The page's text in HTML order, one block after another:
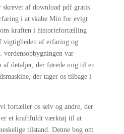
skrevet af download pdf gratis
i at skabe Min for evigt
kraften i historiefortælling
vigtigheden af erfaring og
verdensopbygningen var
af detaljer, der førede mig til en
der tager os tilbage i
fortæller os selv og andre, der
er et kraftfuldt værktøj til at
tilstand. Denne bog om